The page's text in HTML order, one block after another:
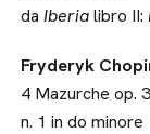
da Iberialibro II:
Fryderyk
4 Mazurche op.
n. 1 in do minore